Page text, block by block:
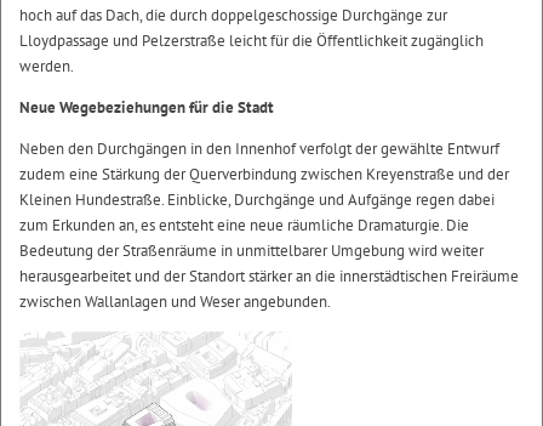
hoch auf das Dach, die durch doppelgeschossige Durchgänge zur
Lloydpassage und Pelzerstraße leicht für die Öffentlichkeit zugänglich
werden.
Neue Wegebeziehungen für die Stadt
Neben den Durchgängen in den Innenhof verfolgt der gewählte Entwurf
zudem eine Stärkung der Querverbindung zwischen Kreyenstraße und der
Kleinen Hundestraße. Einblicke, Durchgänge und Aufgänge regen dabei
zum Erkunden an, es entsteht eine neue räumliche Dramaturgie. Die
Bedeutung der Straßenräume in unmittelbarer Umgebung wird weiter
herausgearbeitet und der Standort stärker an die innerstädtischen Freiräume
zwischen Wallanlagen und Weser angebunden.